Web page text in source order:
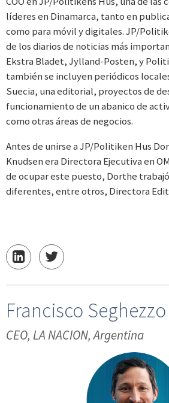
líderes en Dinamarca, tanto en
como para móvil y digitales. JP/
de los diarios de noticias más
Ekstra Bladet, Jylland-Posten, y
también se incluyen periódicos
Suecia, una editorial, proyectos de
funcionamiento de un abanico de
como otras áreas de negocios.
Antes de unirse a JP/Politiken Hus
Knudsen era Directora Ejecutiva en
de ocupar este puesto, Dorthe
diferentes, entre otros, Directora
Francisco Seghezzo
CEO, LA NACION, Argentina